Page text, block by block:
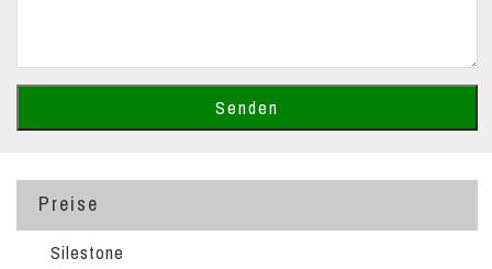
Preise
Silestone